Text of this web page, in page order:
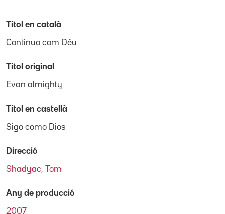
Títol en català
Continuo com Déu
Títol original
Evan almighty
Títol en castellà
Sigo como Dios
Direcció
Shadyac, Tom
Any de producció
2007